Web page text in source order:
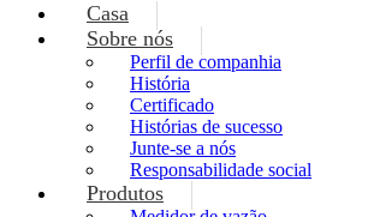
Casa
Sobre nós
Perfil de companhia
História
Certificado
Histórias de sucesso
Junte-se a nós
Responsabilidade social
Produtos